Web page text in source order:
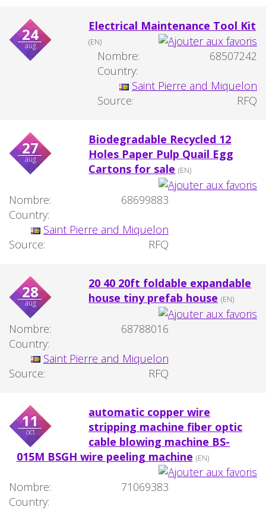
24
aug
Electrical Maintenance Tool Kit
(EN)
Nombre:
68507242
Country:
Saint Pierre and Miquelon
Source:
RFQ
27
aug
Biodegradable Recycled 12
Holes Paper Pulp Quail Egg
Cartons for sale (EN)
Nombre:
68699883
Country:
Saint Pierre and Miquelon
Source:
RFQ
28
aug
20 40 20ft foldable expandable
house tiny prefab house (EN)
Nombre:
68788016
Country:
Saint Pierre and Miquelon
Source:
RFQ
11
oct
automatic copper wire
stripping machine fiber optic
cable blowing machine BS-
015M BSGH wire peeling machine (EN)
Nombre:
71069383
Country: